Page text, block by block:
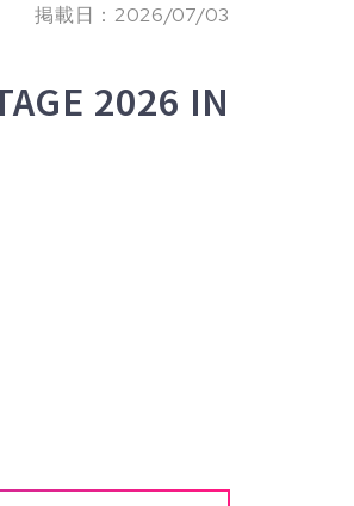
掲載日：2026/07/03
2026 IN